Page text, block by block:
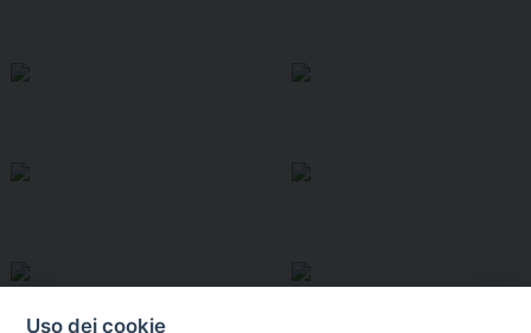
Uso dei cookie